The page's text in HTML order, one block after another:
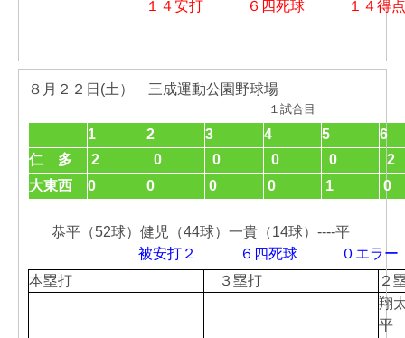
１４安打 ６四死球 １４
８月２２日(土） 三成運動公園野球場
１試合目
1 2 3 4 5
6
仁 多
2 0 0 0 0
2
大東西
0 0 0 0 1 0
恭平（52球）健児（44球）一貴（14球）----平
被安打２ ６四死球 ０エ
本塁打
３塁打
２
翔
平